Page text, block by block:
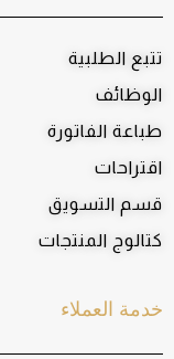
خدمة العملاء
تتبع الطلبية
الوظائف
طباعة الفاتورة
اقتراحات
قسم التسويق
كتالوج المنتجات